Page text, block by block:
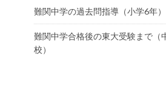
難関中学の過去問指導（小学6年）
難関中学合格後の東大受験まで（
校）